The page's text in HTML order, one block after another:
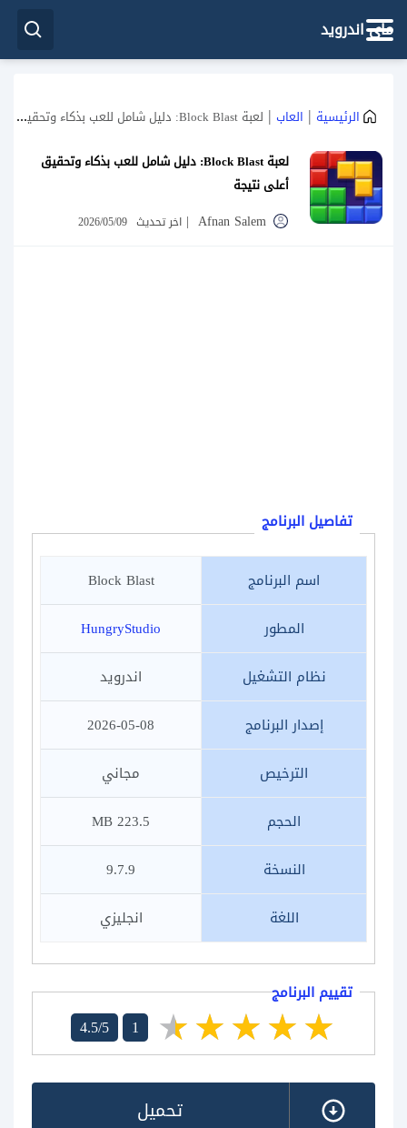
ماي اندرويد
الرئيسية | العاب | لعبة Block Blast: دليل شامل للعب بذكاء وتحقيق أعلى نتيجة
لعبة Block Blast: دليل شامل للعب بذكاء وتحقيق
أعلى نتيجة
Afnan Salem
| اخر تحديث 2026/05/09
تفاصيل البرنامج
اسم البرنامج
Block Blast
المطور
HungryStudio‏
نظام التشغيل
اندرويد
إصدار البرنامج
2026-05-08
الترخيص
مجاني
الحجم
223.5 MB
النسخة
9.7.9
اللغة
انجليزي
تقييم البرنامج
4.5/5 1
تحميل